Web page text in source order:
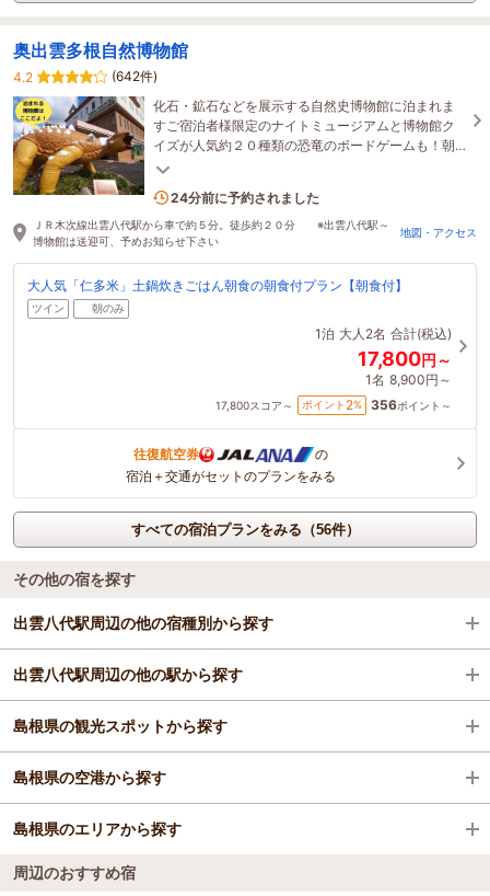
奥出雲多根自然博物館
4.2
(642件)
化石・鉱石などを展示する自然史博物館に泊まれま
すご宿泊者様限定のナイトミュージアムと博物館ク
イズが人気約２０種類の恐竜のボードゲームも！朝
の土鍋炊き「仁多米」ご飯、恐竜ルームも好評です
24分前に予約されました
ＪＲ木次線出雲八代駅から車で約５分。徒歩約２０分 ※出雲八代駅～
博物館は送迎可、予めお知らせ下さい
地図・アクセス
大人気「仁多米」土鍋炊きごはん朝食の朝食付プラン【朝食付】
ツイン 朝のみ
1泊 大人2名 合計(税込)
17,800円～
1名 8,900円～
17,800スコア～ ポイント 2% 356ポイント～
往復航空券
の
宿泊＋交通がセットのプランをみる
すべての宿泊プランをみる（56件）
その他の宿を探す
出雲八代駅周辺の他の宿種別から探す
ビジネスホテル
格安ホテル
出雲八代駅周辺の他の駅から探す
松江駅
玉造温泉駅
安来駅
松江しんじ湖温泉駅
島根県の観光スポットから探す
出雲大社
国宝松江城
足立美術館
島根県の空港から探す
出雲空港（出雲縁結び空港）
石見空港（萩・石見空港）
島根県のエリアから探す
松江・安来・玉造・奥出雲
周辺のおすすめ宿